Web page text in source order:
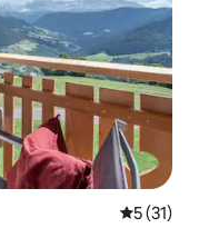
平均评分
5 (31)